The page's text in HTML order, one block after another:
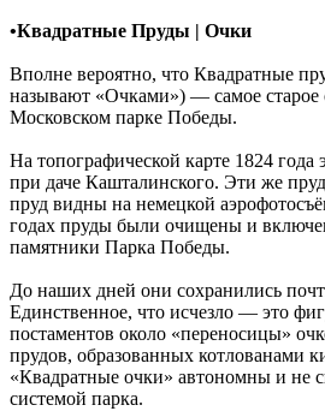
•Квадратные Пруды | Очки
Вполне вероятно, что Квадратные
называют «Очками») — самое старое
Московском парке Победы.
На топографической карте 1824
при даче Кашталинского. Эти же
пруд видны на немецкой
годах пруды были очищены и
памятники Парка Победы.
До наших дней они сохранились
Единственное, что исчезло — это
постаментов около «переносицы»
прудов, образованных котлованами
«Квадратные очки» автономны и не
системой парка.